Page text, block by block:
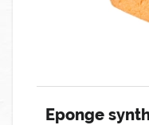
Eponge